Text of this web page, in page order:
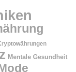
Mentale Gesundheit